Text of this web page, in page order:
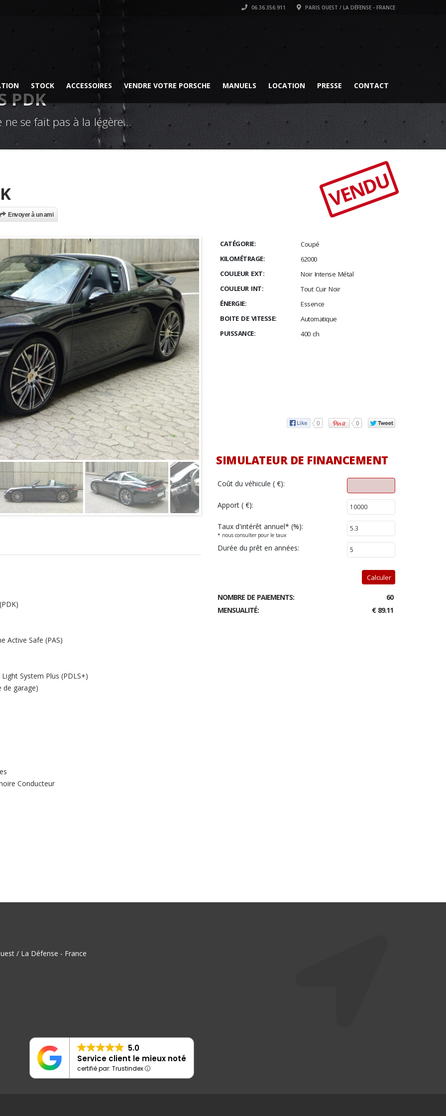
06.36.356.911 PARIS OUEST / LA DÉFENSE - FRANCE
STOCK ACCESSOIRES VENDRE VOTRE PORSCHE MANUELS LOCATION PRESSE CONTACT
PDK
ne se fait pas à la légère…
VENDU
Envoyer à un ami
Active Safe (PAS)
System Plus (PDLS+)
de garage)
Conducteur
CATÉGORIE:
Coupé
KILOMÉTRAGE:
62000
COULEUR EXT:
Noir Intense Métal
COULEUR INT:
Tout Cuir Noir
ÉNERGIE:
Essence
BOITE DE VITESSE:
Automatique
PUISSANCE:
400 ch
0 0
SIMULATEUR DE FINANCEMENT
Coût du véhicule ( €):
Apport ( €):
Taux d'intérêt annuel* (%):
* nous consulter pour le taux
Durée du prêt en années:
Calculer
NOMBRE DE PAIEMENTS:
60
MENSUALITÉ:
€ 89.11
/ La Défense - France
5.0
Service client le mieux noté
certifié par: Trustindex